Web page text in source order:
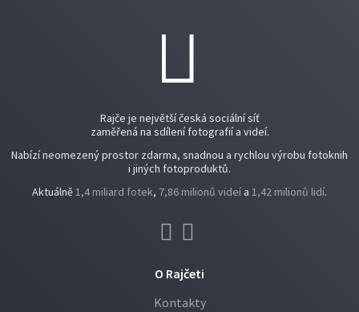
Rajče je největší česká sociální síť
zaměřená na sdílení fotografií a videí.
Nabízí neomezený prostor zdarma, snadnou a rychlou výrobu fotoknih
i jiných fotoproduktů.
Aktuálně1,4 miliard fotek, 7,86 milionů videí a 1,42 milionů lidí.
O Rajčeti
Kontakty